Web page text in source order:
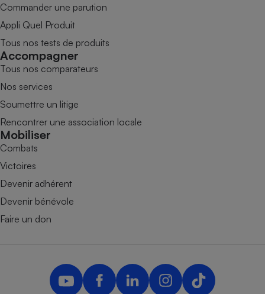
Commander une parution
Appli Quel Produit
Tous nos tests de produits
Accompagner
Tous nos comparateurs
Nos services
Soumettre un litige
Rencontrer une association locale
Mobiliser
Combats
Victoires
Devenir adhérent
Devenir bénévole
Faire un don